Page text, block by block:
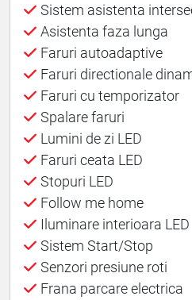
Sistem asistenta
Asistenta faza lunga
Faruri autoadaptive
Faruri directionale
Faruri cu temporizator
Spalare faruri
Lumini de zi LED
Faruri ceata LED
Stopuri LED
Follow me home
Iluminare interioara LED
Sistem Start/Stop
Senzori presiune roti
Frana parcare electrica